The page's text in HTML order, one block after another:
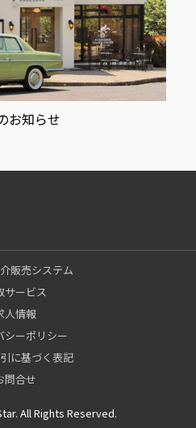
お知らせ
販売システム
サービス
人情報
シーポリシー
に基づく表記
問合せ
All Rights Reserved.